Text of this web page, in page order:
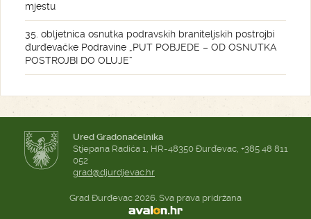
mjestu
35. obljetnica osnutka podravskih braniteljskih postrojbi
đurđevačke Podravine „PUT POBJEDE – OD OSNUTKA
POSTROJBI DO OLUJE“
Ured Gradonačelnika
Stjepana Radića 1, HR-48350 Đurđevac, +385 48 811
052
grad@djurdjevac.hr
Grad Đurđevac 2026. Sva prava pridržana